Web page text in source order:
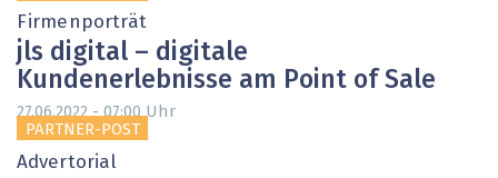
Firmenporträt
jls digital – digitale
Kundenerlebnisse am Point of Sale
27.06.2022 - 07:00Uhr
PARTNER-POST
Advertorial